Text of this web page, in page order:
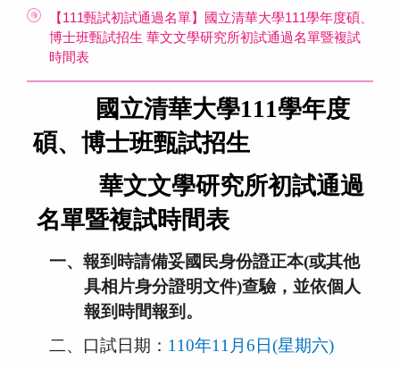
招生消息
本所成員
規章辦法
修課/論文/表格下載
國際合作學校與單位
國際交流
【111甄試初試通過名單】國立清華大學111學年度碩、
博士班甄試招生 華文文學研究所初試通過名單暨複試
時間表
國立清華大學111學年度
碩、博士班甄試招生
華文文學研究所初試通過
名單暨複試時間表
一、報到時請備妥國民身份證正本(或其他
具相片身分證明文件)查驗，並依個人
報到時間報到。
二、口試日期： 110年11月6日(星期六)